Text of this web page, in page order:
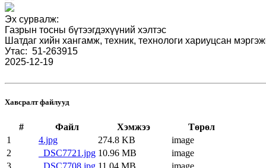
Эх сурвалж:
Газрын тосны бүтээгдэхүүний хэлтэс
Шатдаг хийн хангамж, техник, технологи хариуцсан
Утас: 51-263915
2025-12-19
Хавсралт файлууд
# Файл Хэмжээ
Төрөл
1
4.jpg 274.8 KB
image
2
_DSC7721.jpg 10.96 MB
image
3
_DSC7708.jpg 11.04 MB image